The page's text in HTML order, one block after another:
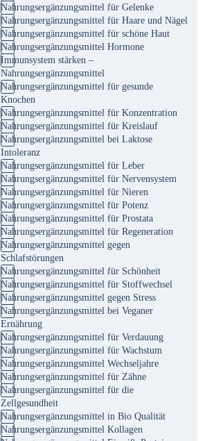
Nahrungsergänzungsmittel für Gelenke
Nahrungsergänzungsmittel für Haare und Nägel
Nahrungsergänzungsmittel für schöne Haut
Nahrungsergänzungsmittel Hormone
Immunsystem stärken –
Nahrungsergänzungsmittel
Nahrungsergänzungsmittel für gesunde
Knochen
Nahrungsergänzungsmittel für Konzentration
Nahrungsergänzungsmittel für Kreislauf
Nahrungsergänzungsmittel bei Laktose
Intoleranz
Nahrungsergänzungsmittel für Leber
Nahrungsergänzungsmittel für Nervensystem
Nahrungsergänzungsmittel für Nieren
Nahrungsergänzungsmittel für Potenz
Nahrungsergänzungsmittel für Prostata
Nahrungsergänzungsmittel für Regeneration
Nahrungsergänzungsmittel gegen
Schlafstörungen
Nahrungsergänzungsmittel für Schönheit
Nahrungsergänzungsmittel für Stoffwechsel
Nahrungsergänzungsmittel gegen Stress
Nahrungsergänzungsmittel bei Veganer
Ernährung
Nahrungsergänzungsmittel für Verdauung
Nahrungsergänzungsmittel für Wachstum
Nahrungsergänzungsmittel Wechseljahre
Nahrungsergänzungsmittel für Zähne
Nahrungsergänzungsmittel für die
Zellgesundheit
Nahrungsergänzungsmittel in Bio Qualität
Nahrungsergänzungsmittel Kollagen